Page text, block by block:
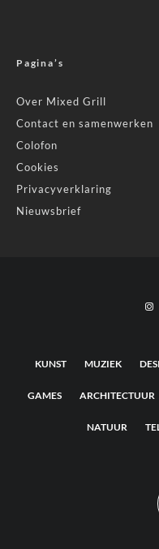
Pagina’s
Over Mixed Grill
Contact en samenwerken
Colofon
Cookies
Privacyverklaring
Nieuwsbrief
KUNST MUZIEK
GAMES ARCHITECTUUR
NATUUR